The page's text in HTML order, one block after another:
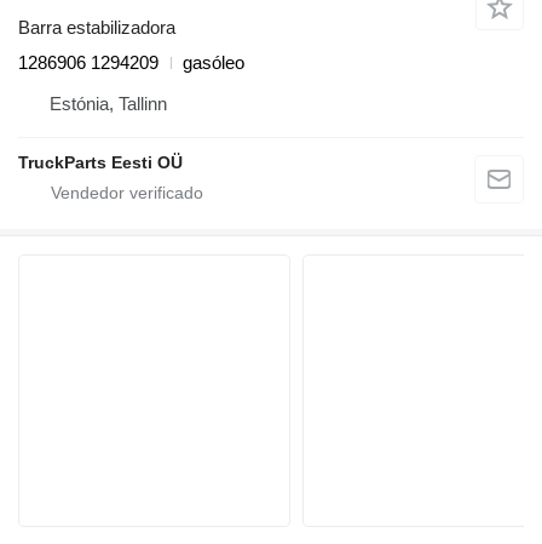
Barra estabilizadora
1286906 1294209
gasóleo
Estónia, Tallinn
TruckParts Eesti OÜ